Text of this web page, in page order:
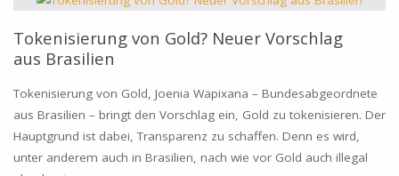
Tokenisierung von Gold? Neuer Vorschlag
aus Brasilien
Tokenisierung von Gold, Joenia Wapixana – Bundesabgeordnete
aus Brasilien – bringt den Vorschlag ein, Gold zu tokenisieren. Der
Hauptgrund ist dabei, Transparenz zu schaffen. Denn es wird,
unter anderem auch in Brasilien, nach wie vor Gold auch illegal